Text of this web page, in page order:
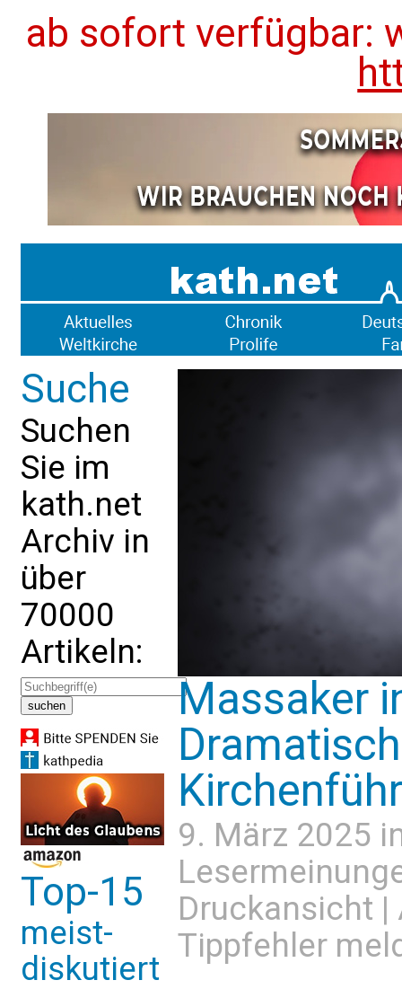
ab sofort verfügbar:
Suche
Suchen
Sie im
kath.net
Archiv in
über
70000
Artikeln:
Top-15
meist-
diskutiert
Massaker
9. März 2025
Druckansicht |
Tippfehler